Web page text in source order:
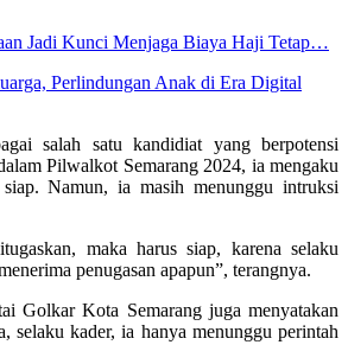
Jadi Kunci Menjaga Biaya Haji Tetap…
Perlindungan Anak di Era Digital
salah satu kandidiat yang berpotensi
Pilwalkot Semarang 2024, ia mengaku
Namun, ia masih menunggu intruksi
maka harus siap, karena selaku
penugasan apapun”, terangnya.
Golkar Kota Semarang juga menyatakan
selaku kader, ia hanya menunggu perintah